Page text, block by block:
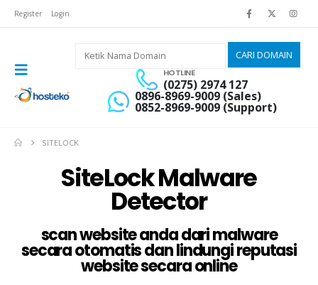
Register Login
HOTLINE
(0275) 2974 127
0896-8969-9009 (Sales)
0852-8969-9009 (Support)
SITELOCK
SiteLock Malware
Detector
scan website anda dari malware
secara otomatis dan lindungi reputasi
website secara online